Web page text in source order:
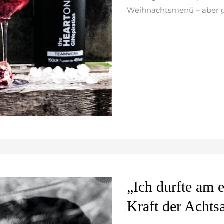
Weihnachtsmenü – aber
„Ich durfte am
Kraft der
„Ich
durfte
am